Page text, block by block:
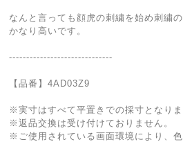
なんと言っても顔虎の刺繍を始め刺繍
かなり高いです。
------------------------------
【品番】4AD03Z9
※実寸はすべて平置きでの採寸となりま
※返品交換は受け付けておりません。
※ご使用されている画面環境により、